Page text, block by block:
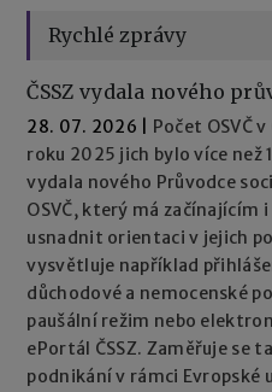
Rychlé zprávy
ČSSZ vydala nového
28. 07. 2026
Počet OSVČ
roku 2025 jich bylo více než
vydala nového Průvodce
OSVČ, který má
usnadnit orientaci v jejich
vysvětluje například
důchodové a nemocenské
paušální režim nebo
ePortál ČSSZ. Zaměřuje se
podnikání v rámci Evropské